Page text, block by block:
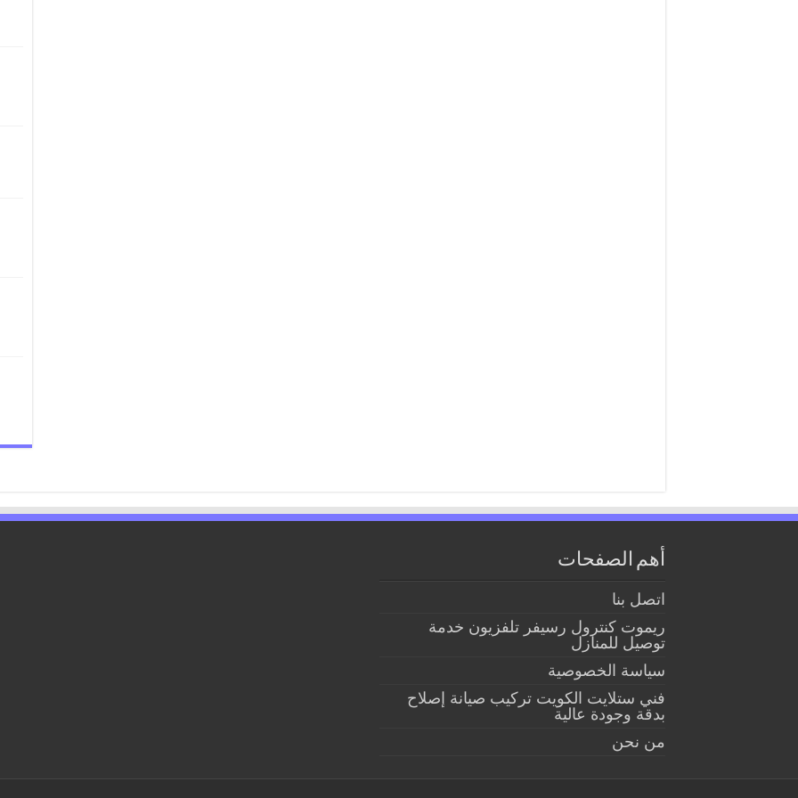
أهم الصفحات
اتصل بنا
ريموت كنترول رسيفر تلفزيون خدمة
توصيل للمنازل
سياسة الخصوصية
فني ستلايت الكويت تركيب صيانة إصلاح
بدقة وجودة عالية
من نحن